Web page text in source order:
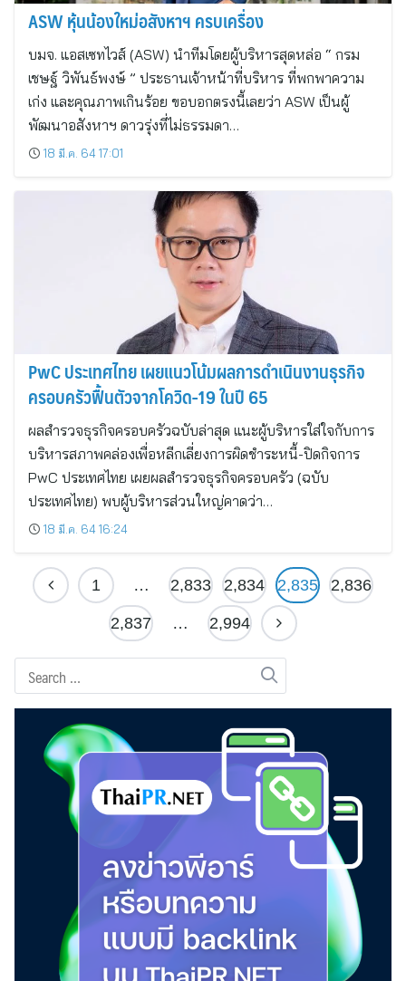
ASW หุ้นน้องใหม่อสังหาฯ ครบเครื่อง
บมจ. แอสเซทไวส์ (ASW) นำทีมโดยผู้บริหารสุดหล่อ “ กรม
เชษฐ์ วิพันธ์พงษ์ ” ประธานเจ้าหน้าที่บริหาร ที่พกพาความ
เก่ง และคุณภาพเกินร้อย ขอบอกตรงนี้เลยว่า ASW เป็นผู้
พัฒนาอสังหาฯ ดาวรุ่งที่ไม่ธรรมดา…
18 มี.ค. 64 17:01
PwC ประเทศไทย เผยแนวโน้มผลการดำเนินงานธุรกิจ
ครอบครัวฟื้นตัวจากโควิด-19 ในปี 65
ผลสำรวจธุรกิจครอบครัวฉบับล่าสุด แนะผู้บริหารใส่ใจกับการ
บริหารสภาพคล่องเพื่อหลีกเลี่ยงการผิดชำระหนี้-ปิดกิจการ
PwC ประเทศไทย เผยผลสำรวจธุรกิจครอบครัว (ฉบับ
ประเทศไทย) พบผู้บริหารส่วนใหญ่คาดว่า…
18 มี.ค. 64 16:24
1 … 2,833 2,834 2,835 2,836
2,837 … 2,994